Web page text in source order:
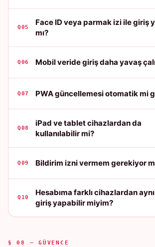
Q05
Face ID veya parmak izi ile giriş
mı?
Q06 Mobil veride giriş daha yavaş
Q07 PWA güncellemesi otomatik mi
Q08
iPad ve tablet cihazlardan da
kullanılabilir mi?
Q09 Bildirim izni vermem gerekiyor
Q10
Hesabıma farklı cihazlardan
giriş yapabilir miyim?
§ 08 — GÜVENCE